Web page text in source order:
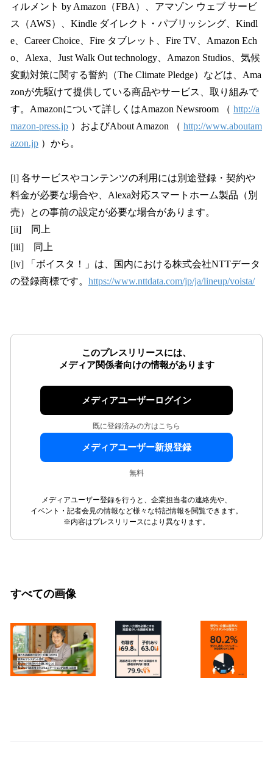
ィルメント by Amazon（FBA）、アマゾン ウェブ サービ
ス（AWS）、Kindle ダイレクト・パブリッシング、Kindl
e、Career Choice、Fire タブレット、Fire TV、Amazon Ech
o、Alexa、Just Walk Out technology、Amazon Studios、気候
変動対策に関する誓約（The Climate Pledge）などは、Ama
zonが先駆けて提供している商品やサービス、取り組みで
す。Amazonについて詳しくはAmazon Newsroom （ http://a
mazon-press.jp ）およびAbout Amazon （ http://www.aboutam
azon.jp ）から。
[i] 各サービスやコンテンツの利用には別途登録・契約や
料金が必要な場合や、Alexa対応スマートホーム製品（別
売）との事前の設定が必要な場合があります。
[ii] 同上
[iii] 同上
[iv] 「ボイスタ！」は、国内における株式会社NTTデータ
の登録商標です。 https://www.nttdata.com/jp/ja/lineup/voista/
このプレスリリースには、
メディア関係者向けの情報があります
メディアユーザーログイン
既に登録済みの方はこちら
メディアユーザー新規登録
無料
メディアユーザー登録を行うと、企業担当者の連絡先や、
イベント・記者会見の情報など様々な特記情報を閲覧できます。
※内容はプレスリリースにより異なります。
すべての画像